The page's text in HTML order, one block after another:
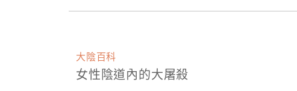
大陰百科
女性陰道內的大屠殺